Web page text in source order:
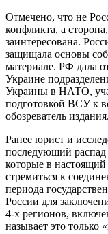
Отмечено, что не
конфликта, а
заинтересована.
защищала основы
материале. РФ дала
Украине
Украины в НАТО,
подготовкой ВСУ к
обозреватель издания.
Ранее юрист и
последующий
которые в
стремиться к
периода
России для
4-х регионов,
называет это только